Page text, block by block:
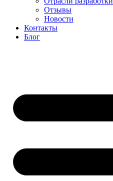
Отзывы
Новости
Контакты
Блог